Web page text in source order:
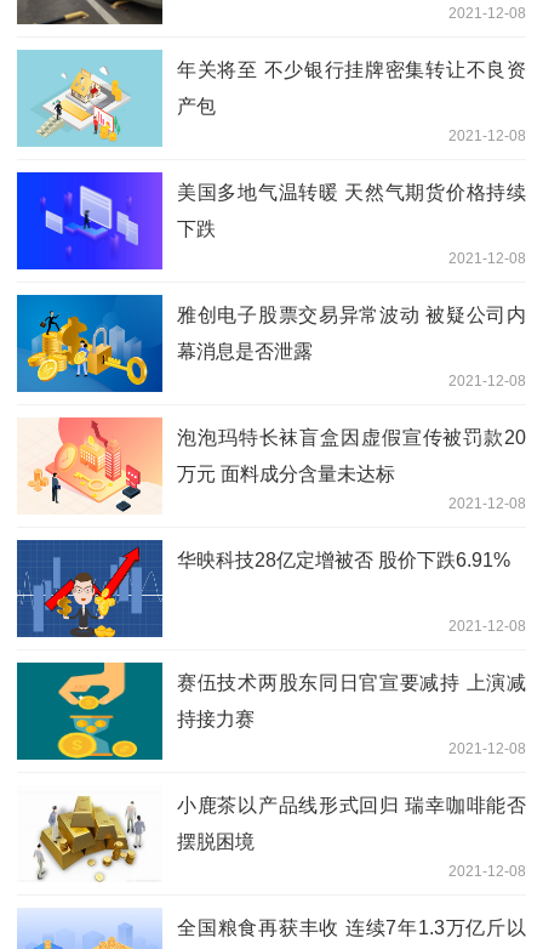
2021-12-08
年关将至 不少银行挂牌密集转让不良资
产包
2021-12-08
美国多地气温转暖 天然气期货价格持续
下跌
2021-12-08
雅创电子股票交易异常波动 被疑公司内
幕消息是否泄露
2021-12-08
泡泡玛特长袜盲盒因虚假宣传被罚款20
万元 面料成分含量未达标
2021-12-08
华映科技28亿定增被否 股价下跌6.91%
2021-12-08
赛伍技术两股东同日官宣要减持 上演减
持接力赛
2021-12-08
小鹿茶以产品线形式回归 瑞幸咖啡能否
摆脱困境
2021-12-08
全国粮食再获丰收 连续7年1.3万亿斤以